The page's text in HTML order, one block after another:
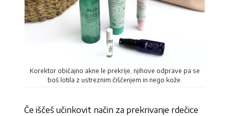
Korektor običajno akne le prekrije, njihove odprave pa se
boš lotila z ustreznim čiščenjem in nego kože.
Če iščeš učinkovit način za prekrivanje rdečice